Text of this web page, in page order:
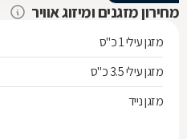
מחירון מזגנים ומיזוג אוויר
מזגן עילי 1 כ"ס
מזגן עילי 3.5 כ"ס
מזגן נייד